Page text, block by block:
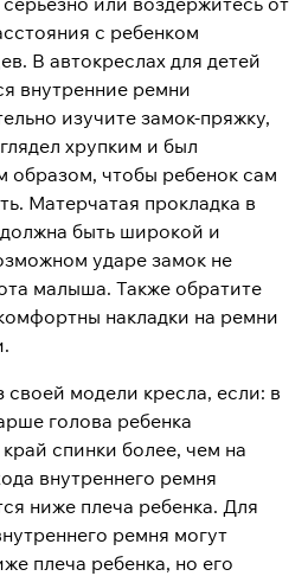
с ребенком
В автокреслах для детей
внутренние ремни
изучите замок-пряжку,
хрупким и был
образом, чтобы ребенок сам
Матерчатая прокладка в
быть широкой и
ударе замок не
малыша. Также обратите
накладки на ремни
модели кресла, если: в
голова ребенка
спинки более, чем на
внутреннего ремня
ниже плеча ребенка. Для
ремня могут
плеча ребенка, но его